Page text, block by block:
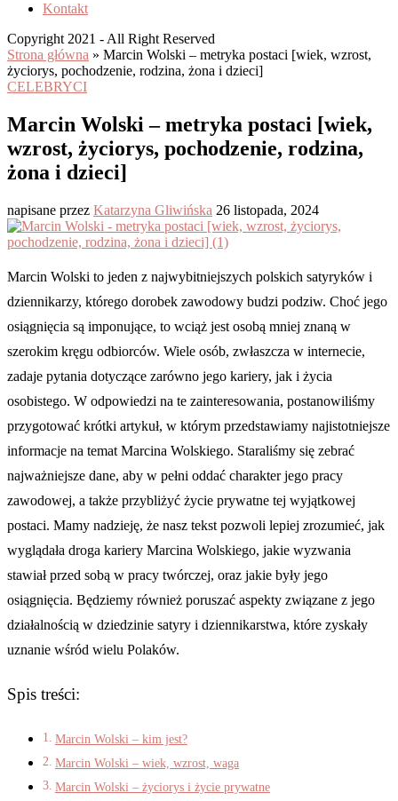
Kontakt
Copyright 2021 - All Right Reserved
Strona główna » Marcin Wolski – metryka postaci [wiek, wzrost,
życiorys, pochodzenie, rodzina, żona i dzieci]
CELEBRYCI
Marcin Wolski – metryka postaci [wiek,
wzrost, życiorys, pochodzenie, rodzina,
żona i dzieci]
napisane przez Katarzyna Gliwińska 26 listopada, 2024
Marcin Wolski to jeden z najwybitniejszych polskich satyryków i
dziennikarzy, którego dorobek zawodowy budzi podziw. Choć jego
osiągnięcia są imponujące, to wciąż jest osobą mniej znaną w
szerokim kręgu odbiorców. Wiele osób, zwłaszcza w internecie,
zadaje pytania dotyczące zarówno jego kariery, jak i życia
osobistego. W odpowiedzi na te zainteresowania, postanowiliśmy
przygotować krótki artykuł, w którym przedstawiamy najistotniejsze
informacje na temat Marcina Wolskiego. Staraliśmy się zebrać
najważniejsze dane, aby w pełni oddać charakter jego pracy
zawodowej, a także przybliżyć życie prywatne tej wyjątkowej
postaci. Mamy nadzieję, że nasz tekst pozwoli lepiej zrozumieć, jak
wyglądała droga kariery Marcina Wolskiego, jakie wyzwania
stawiał przed sobą w pracy twórczej, oraz jakie były jego
osiągnięcia. Będziemy również poruszać aspekty związane z jego
działalnością w dziedzinie satyry i dziennikarstwa, które zyskały
uznanie wśród wielu Polaków.
Spis treści:
Marcin Wolski – kim jest?
Marcin Wolski – wiek, wzrost, waga
Marcin Wolski – życiorys i życie prywatne